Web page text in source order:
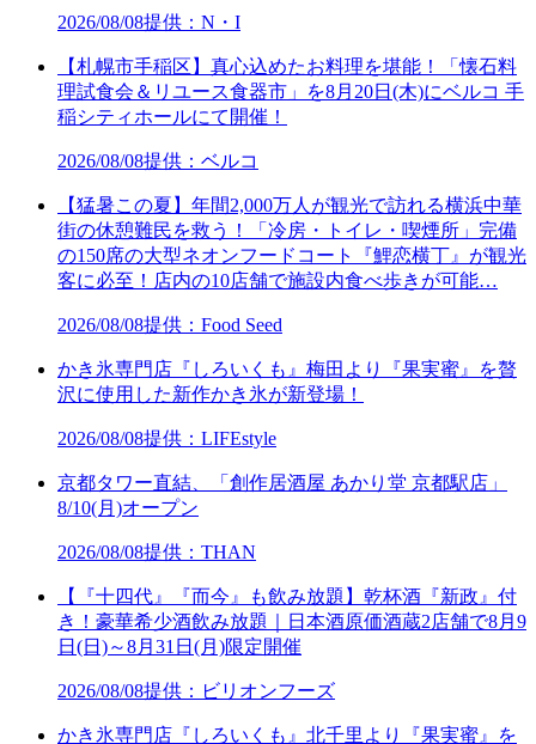
2026/08/08提供：N・I
【札幌市手稲区】真心込めたお料理を堪能！「懐石料
理試食会＆リユース食器市」を8月20日(木)にベルコ 手
稲シティホールにて開催！
2026/08/08提供：ベルコ
【猛暑この夏】年間2,000万人が観光で訪れる横浜中華
街の休憩難民を救う！「冷房・トイレ・喫煙所」完備
の150席の大型ネオンフードコート『鯉恋横丁』が観光
客に必至！店内の10店舗で施設内食べ歩きが可能…
2026/08/08提供：Food Seed
かき氷専門店『しろいくも』梅田より『果実蜜』を贅
沢に使用した新作かき氷が新登場！
2026/08/08提供：LIFEstyle
京都タワー直結、「創作居酒屋 あかり堂 京都駅店」
8/10(月)オープン
2026/08/08提供：THAN
【『十四代』『而今』も飲み放題】乾杯酒『新政』付
き！豪華希少酒飲み放題｜日本酒原価酒蔵2店舗で8月9
日(日)～8月31日(月)限定開催
2026/08/08提供：ビリオンフーズ
かき氷専門店『しろいくも』北千里より『果実蜜』を